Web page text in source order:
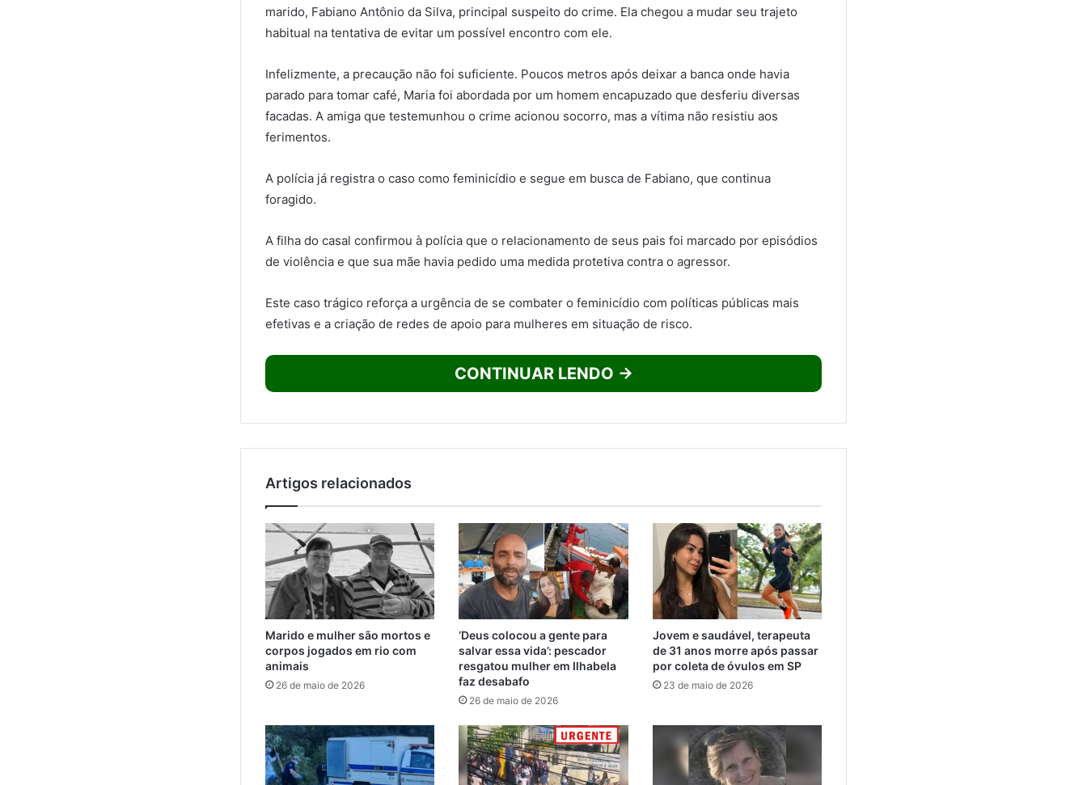
marido, Fabiano Antônio da Silva, principal suspeito do crime. Ela chegou a mudar seu trajeto
habitual na tentativa de evitar um possível encontro com ele.
Infelizmente, a precaução não foi suficiente. Poucos metros após deixar a banca onde havia
parado para tomar café, Maria foi abordada por um homem encapuzado que desferiu diversas
facadas. A amiga que testemunhou o crime acionou socorro, mas a vítima não resistiu aos
ferimentos.
A polícia já registra o caso como feminicídio e segue em busca de Fabiano, que continua
foragido.
A filha do casal confirmou à polícia que o relacionamento de seus pais foi marcado por episódios
de violência e que sua mãe havia pedido uma medida protetiva contra o agressor.
Este caso trágico reforça a urgência de se combater o feminicídio com políticas públicas mais
efetivas e a criação de redes de apoio para mulheres em situação de risco.
CONTINUAR LENDO →
Artigos relacionados
Marido e mulher são mortos e
corpos jogados em rio com
animais
26 de maio de 2026
‘Deus colocou a gente para
salvar essa vida’: pescador
resgatou mulher em Ilhabela
faz desabafo
26 de maio de 2026
Jovem e saudável, terapeuta
de 31 anos morre após passar
por coleta de óvulos em SP
23 de maio de 2026